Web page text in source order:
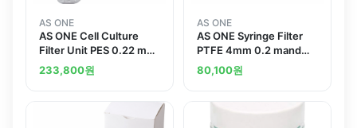
AS ONE
AS ONE Cell Culture
Filter Unit PES 0.22 m
150 mL Containing 12
piecesand others
233,800원
AS ONE
AS ONE Syringe Filter
PTFE 4mm 0.2 mand
others
80,100원